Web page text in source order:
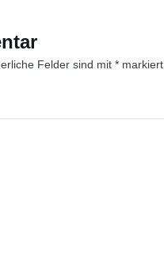
Felder sind mit * markiert